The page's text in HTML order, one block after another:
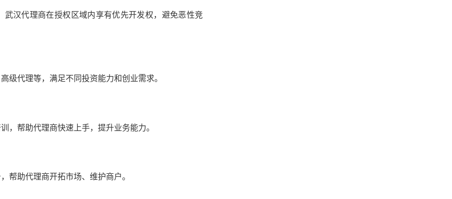
汉代理商在授权区域内享有优先开发权，避免恶性竞
级代理等，满足不同投资能力和创业需求。
，帮助代理商快速上手，提升业务能力。
帮助代理商开拓市场、维护商户。